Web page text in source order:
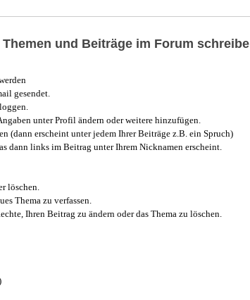
und Beiträge im Forum
gesendet.
unter Profil ändern oder weitere hinzufügen.
(dann erscheint unter jedem Ihrer Beiträge z.B. ein Spruch)
dann links im Beitrag unter Ihrem Nicknamen erscheint.
löschen.
Thema zu verfassen.
Ihren Beitrag zu ändern oder das Thema zu löschen.